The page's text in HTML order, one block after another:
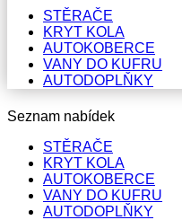
STĚRAČE
KRYT KOLA
AUTOKOBERCE
VANY DO KUFRU
AUTODOPLŇKY
Seznam nabídek
STĚRAČE
KRYT KOLA
AUTOKOBERCE
VANY DO KUFRU
AUTODOPLŇKY